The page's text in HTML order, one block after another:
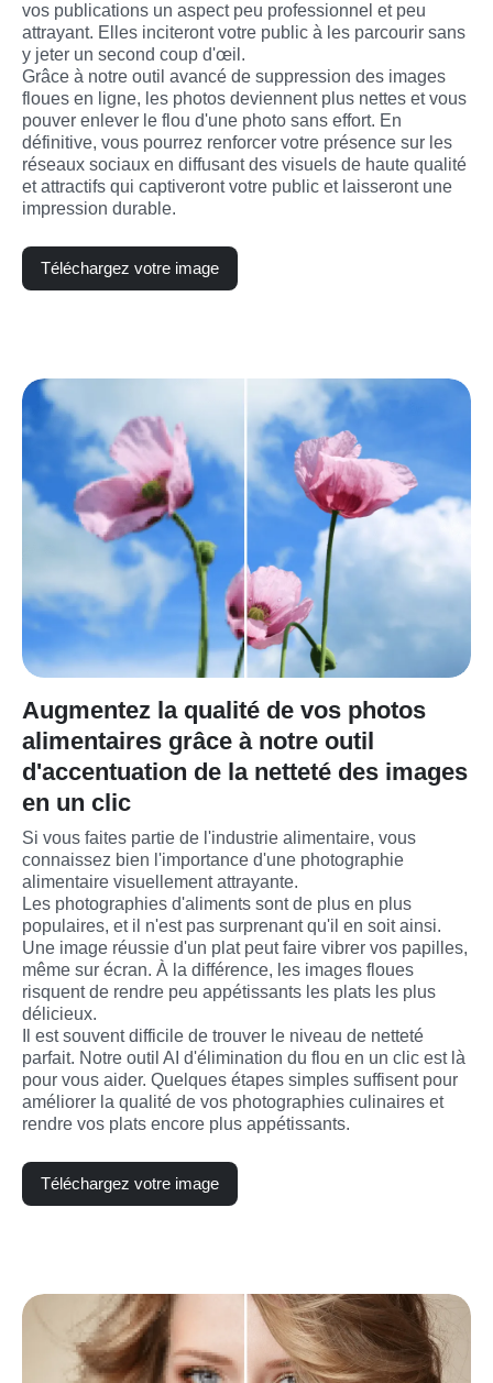
vos publications un aspect peu professionnel et peu
attrayant. Elles inciteront votre public à les parcourir sans
y jeter un second coup d'œil.
Grâce à notre outil avancé de suppression des images
floues en ligne, les photos deviennent plus nettes et vous
pouver enlever le flou d'une photo sans effort. En
définitive, vous pourrez renforcer votre présence sur les
réseaux sociaux en diffusant des visuels de haute qualité
et attractifs qui captiveront votre public et laisseront une
impression durable.
Téléchargez votre image
Augmentez la qualité de vos photos
alimentaires grâce à notre outil
d'accentuation de la netteté des images
en un clic
Si vous faites partie de l'industrie alimentaire, vous
connaissez bien l'importance d'une photographie
alimentaire visuellement attrayante.
Les photographies d'aliments sont de plus en plus
populaires, et il n'est pas surprenant qu'il en soit ainsi.
Une image réussie d'un plat peut faire vibrer vos papilles,
même sur écran. À la différence, les images floues
risquent de rendre peu appétissants les plats les plus
délicieux.
Il est souvent difficile de trouver le niveau de netteté
parfait. Notre outil AI d'élimination du flou en un clic est là
pour vous aider. Quelques étapes simples suffisent pour
améliorer la qualité de vos photographies culinaires et
rendre vos plats encore plus appétissants.
Téléchargez votre image